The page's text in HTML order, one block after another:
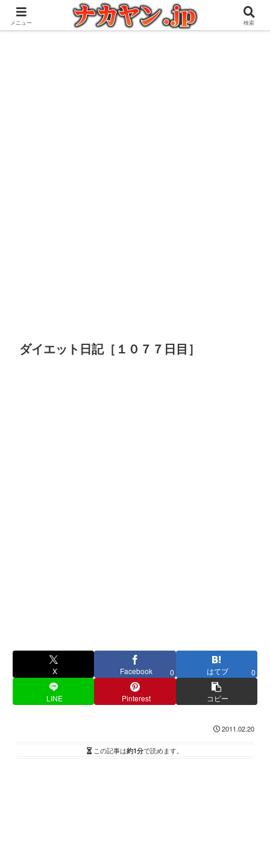
アウトドアとガジェット好きな管理人の愉快な日々を綴るブログ
ダイエット日記［１０７７日目］
X Facebook 0 はてブ 0
LINE Pinterest コピー
2011.02.20
この記事は約1分で読めます。
メニュー 検索